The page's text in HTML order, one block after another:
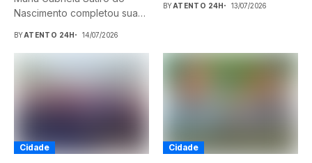
Nascimento completou sua
BYATENTO 24H 14/07/2026
BYATENTO 24H 13/07/2026
Cidade Cidade